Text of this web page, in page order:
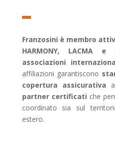
Franzosini è membro
HARMONY, LACMA e
associazioni
affiliazioni garantiscono
copertura assicurativa
partner certificati che
coordinato sia sul
estero.